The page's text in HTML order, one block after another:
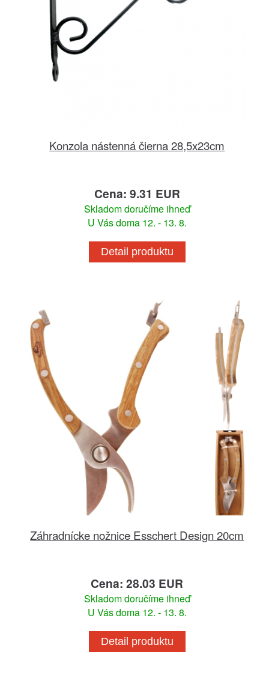
Konzola nástenná čierna 28,5x23cm
Cena: 9.31 EUR
Skladom doručíme ihneď
U Vás doma 12. - 13. 8.
Detail produktu
Záhradnícke nožnice Esschert Design 20cm
Cena: 28.03 EUR
Skladom doručíme ihneď
U Vás doma 12. - 13. 8.
Detail produktu